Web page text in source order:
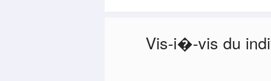
Vis-i�-vis du